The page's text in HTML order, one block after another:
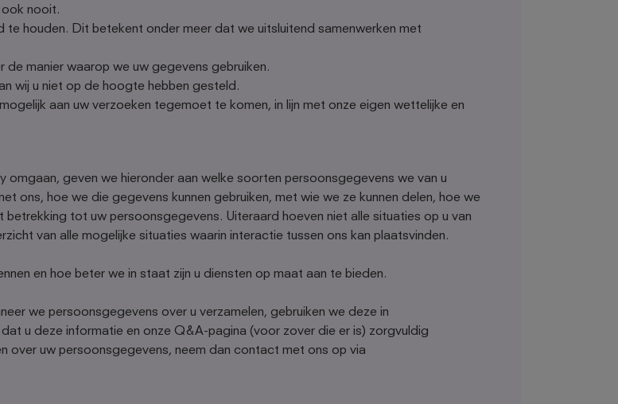
ook nooit.
te houden. Dit betekent onder meer dat we uitsluitend samenwerken met
de manier waarop we uw gegevens gebruiken.
wij u niet op de hoogte hebben gesteld.
aan uw verzoeken tegemoet te komen, in lijn met onze eigen wettelijke en
geven we hieronder aan welke soorten persoonsgegevens we van u
ons, hoe we die gegevens kunnen gebruiken, met wie we ze kunnen delen, hoe we
betrekking tot uw persoonsgegevens. Uiteraard hoeven niet alle situaties op u van
van alle mogelijke situaties waarin interactie tussen ons kan plaatsvinden.
en hoe beter we in staat zijn u diensten op maat aan te bieden.
we persoonsgegevens over u verzamelen, gebruiken we deze in
u deze informatie en onze Q&A-pagina (voor zover die er is) zorgvuldig
over uw persoonsgegevens, neem dan contact met ons op via